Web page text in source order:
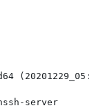
server